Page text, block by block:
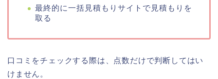
最終的に一括見積もりサイトで見積もりを
取る
口コミをチェックする際は、点数だけで判断してはい
けません。